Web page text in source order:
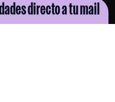
directo a tu mail